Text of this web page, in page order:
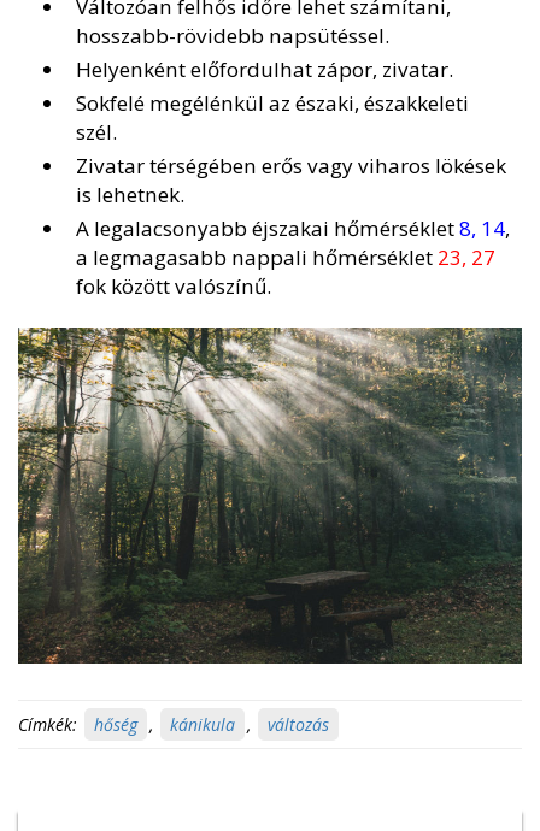
Változóan felhős időre lehet számítani,
hosszabb-rövidebb napsütéssel.
Helyenként előfordulhat zápor, zivatar.
Sokfelé megélénkül az északi, északkeleti
szél.
Zivatar térségében erős vagy viharos lökések
is lehetnek.
A legalacsonyabb éjszakai hőmérséklet8, 14,
a legmagasabb nappali hőmérséklet 23, 27
fok között valószínű.
Címkék: hőség , kánikula , változás